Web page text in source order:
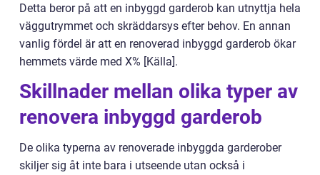
Detta beror på att en inbyggd garderob kan utnyttja hela
väggutrymmet och skräddarsys efter behov. En annan
vanlig fördel är att en renoverad inbyggd garderob ökar
hemmets värde med X% [Källa].
Skillnader mellan olika typer av
renovera inbyggd garderob
De olika typerna av renoverade inbyggda garderober
skiljer sig åt inte bara i utseende utan också i